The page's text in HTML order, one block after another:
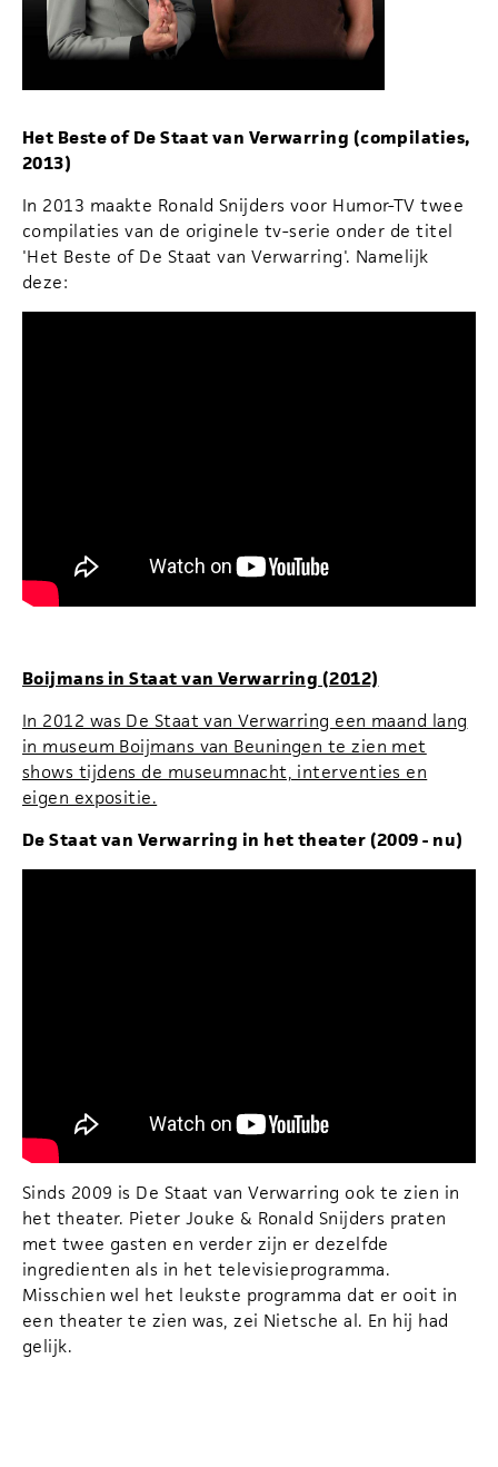
Het Beste of De Staat van Verwarring (compilaties,
2013)
In 2013 maakte Ronald Snijders voor Humor-TV twee
compilaties van de originele tv-serie onder de titel
'Het Beste of De Staat van Verwarring'. Namelijk
deze:
Boijmans in Staat van Verwarring (2012)
In 2012 was De Staat van Verwarring een maand lang
in museum Boijmans van Beuningen te zien met
shows tijdens de museumnacht, interventies en
eigen expositie.
De Staat van Verwarring in het theater (2009 - nu)
Sinds 2009 is De Staat van Verwarring ook te zien in
het theater. Pieter Jouke & Ronald Snijders praten
met twee gasten en verder zijn er dezelfde
ingredienten als in het televisieprogramma.
Misschien wel het leukste programma dat er ooit in
een theater te zien was, zei Nietsche al. En hij had
gelijk.